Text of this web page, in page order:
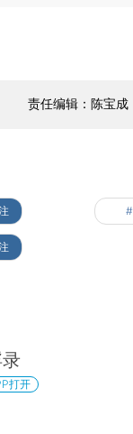
责任编辑：陈宝
打开